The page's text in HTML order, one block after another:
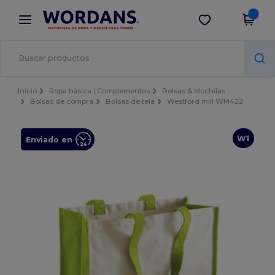
× App de Wordans
¡Mejores precios en app!
Descargar app
Inicio Ropa básica | Complementos
Bolsas & Mochilas
Bolsas de compra
Bolsas de tela Westford mill WM422
W1
Enviado en